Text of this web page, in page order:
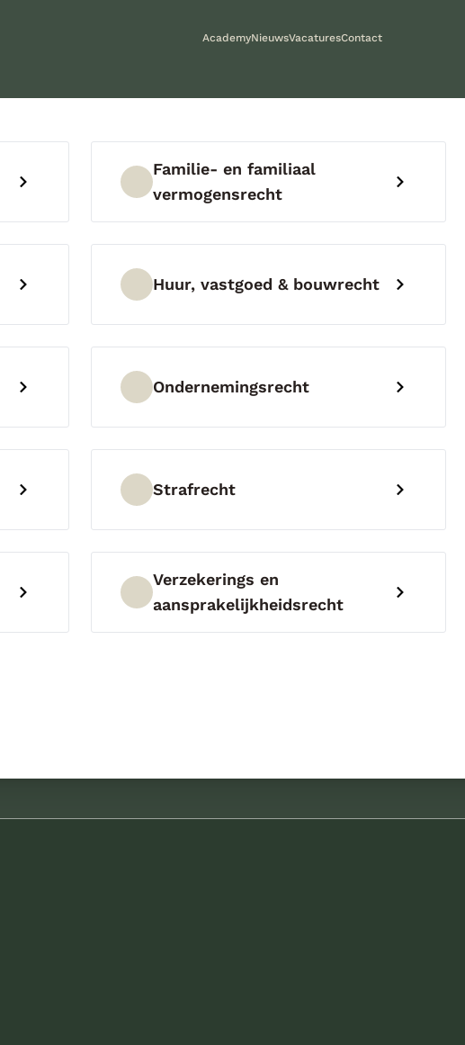
AcademyNieuwsVacaturesContact
Familie- en familiaal
vermogensrecht
Huur, vastgoed & bouwrecht
Ondernemingsrecht
Strafrecht
Verzekerings en
aansprakelijkheidsrecht